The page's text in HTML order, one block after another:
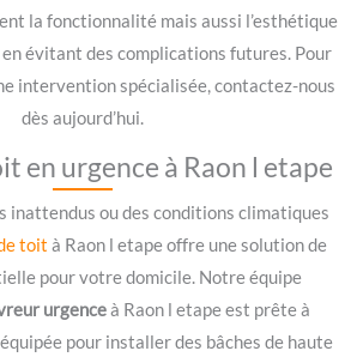
la fonctionnalité mais aussi l’esthétique
évitant des complications futures. Pour
intervention spécialisée, contactez-nous
dès aujourd’hui.
en urgence à Raon l etape
inattendus ou des conditions climatiques
toit à Raon l etape offre une solution de
pour votre domicile. Notre équipe
urgenceà Raon l etape est prête à
pour installer des bâches de haute